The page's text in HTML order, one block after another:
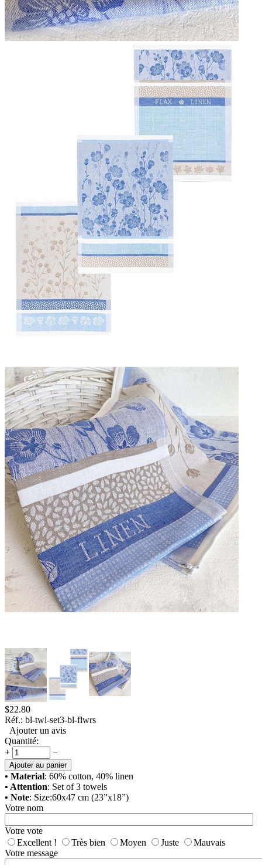
$22.80
Réf.: bl-twl-set3-bl-flwrs
Ajouter un avis
Quantité:
+
−
Ajouter au panier
• Material: 60% cotton, 40% linen
• Attention: Set of 3 towels
• Note: Size:60x47 cm (23”x18”)
Votre nom
Votre vote
Excellent !
Très bien Moyen Juste
Mauvais
Votre message